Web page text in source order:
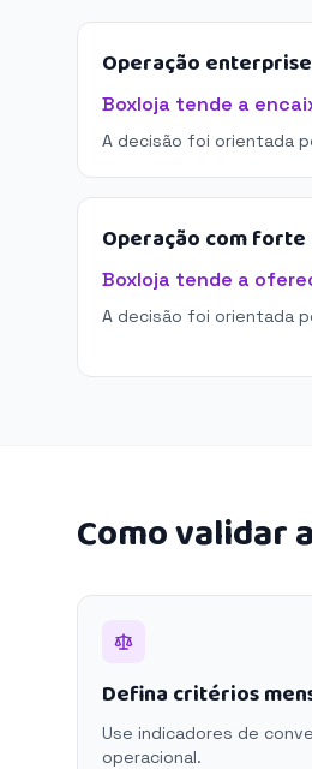
Operação
Boxloja tende a
A decisão foi orientada
Operação com
Boxloja tende a
A decisão foi orientada
Como validar
Defina critérios
Use indicadores de
operacional.